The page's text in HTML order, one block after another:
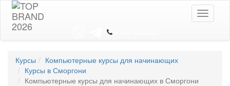
Toggle
Курсы
Компьютерные курсы для начинающих
Курсы в Сморгони
Компьютерные курсы для начинающих в Сморгони